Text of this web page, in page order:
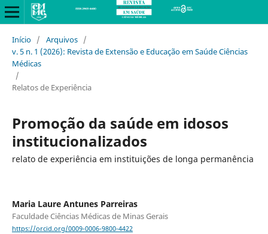
Início / Arquivos /
v. 5 n. 1 (2026): Revista de Extensão e Educação em Saúde Ciências
Médicas
/
Relatos de Experiência
Promoção da saúde em idosos
institucionalizados
relato de experiência em instituições de longa permanência
Maria Laure Antunes Parreiras
Faculdade Ciências Médicas de Minas Gerais
https://orcid.org/0009-0006-9800-4422